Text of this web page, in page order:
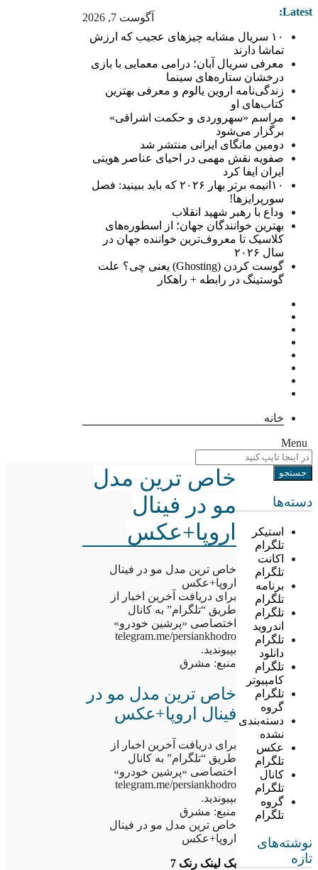
آگوست 7, 2026 Latest:
۱۰ سریال مشابه چیزهای عجیب که ارزش
تماشا دارند
معرفی سریال آبان؛ درامی معمایی با بازی
درخشان ستاره‌های سینما
زندگی‌نامه اروین یالوم و معرفی بهترین
کتاب‌های او
مراسم «سهروردی و حکمت اشراقی»
برگزار می‌شود
دومین مانگای ایرانی منتشر شد
صفویه نقش مهمی در احیای عناصر هویتی
ایران ایفا کرد
۱۰انیمه برتر بهار ۲۰۲۶ که باید ببینید: فصل
سورپرایزها!
وداع با رهبر شهید انقلاب
بهترین خوانندگان جهان؛ از اسطوره‌های
کلاسیک تا معروف‌ترین خواننده جهان در
سال ۲۰۲۶
گوست کردن (Ghosting) یعنی چی؟ علت
گوستینگ در رابطه + راهکار
خانه
Menu
دسته‌ها
استیکر
تلگرام
اکانت
تلگرام
برنامه
تلگرام
تلگرام
اندروید
تلگرام
دانلود
تلگرام
کامپیوتر
تلگرام
گروه
دسته‌بندی
نشده
عکس
تلگرام
کانال
تلگرام
گروه
تلگرام
نوشته‌های
تازه
خاص ترین مدل
مو در فینال
اروپا+عکس
خاص ترین مدل مو در فینال
اروپا+عکس
برای دریافت آخرین اخبار از
طریق “تلگرام” به کانال
اختصاصی «پرشین خودرو»
telegram.me/persiankhodro
بپیوندید.
منبع: مشرق
خاص ترین مدل مو در
فینال اروپا+عکس
برای دریافت آخرین اخبار از
طریق “تلگرام” به کانال
اختصاصی «پرشین خودرو»
telegram.me/persiankhodro
بپیوندید.
منبع: مشرق
خاص ترین مدل مو در فینال
اروپا+عکس
بک لینک رنک 7